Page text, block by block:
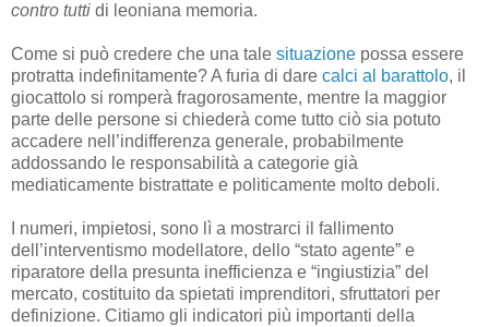
contro tutti di leoniana memoria.
Come si può credere che una tale situazione possa essere
protratta indefinitamente? A furia di dare calci al barattolo, il
giocattolo si romperà fragorosamente, mentre la maggior
parte delle persone si chiederà come tutto ciò sia potuto
accadere nell’indifferenza generale, probabilmente
addossando le responsabilità a categorie già
mediaticamente bistrattate e politicamente molto deboli.
I numeri, impietosi, sono lì a mostrarci il fallimento
dell’interventismo modellatore, dello “stato agente” e
riparatore della presunta inefficienza e “ingiustizia” del
mercato, costituito da spietati imprenditori, sfruttatori per
definizione. Citiamo gli indicatori più importanti della